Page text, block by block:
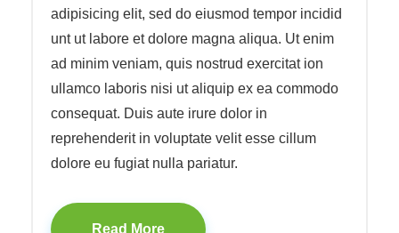
adipisicing elit, sed do eiusmod tempor incidid
unt ut labore et dolore magna aliqua. Ut enim
ad minim veniam, quis nostrud exercitat ion
ullamco laboris nisi ut aliquip ex ea commodo
consequat. Duis aute irure dolor in
reprehenderit in voluptate velit esse cillum
dolore eu fugiat nulla pariatur.
Read More